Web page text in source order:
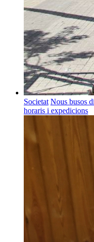
Societat Nous busos
horaris i expedicions